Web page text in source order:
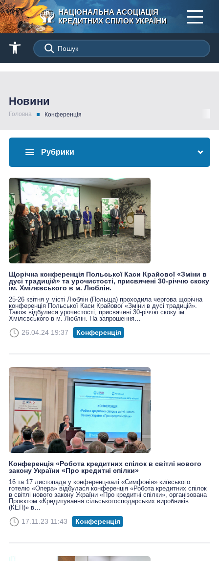
НАЦІОНАЛЬНА АСОЦІАЦІЯ
КРЕДИТНИХ СПІЛОК УКРАЇНИ
Новини
Головна Конференція
Щорічна конференція Польської Каси Крайової «Зміни в
дусі традицій» та урочистості, присвячені 30-річчю скоку
ім. Хмілєвського в м. Люблін.
25-26 квітня у місті Люблін (Польща) проходила чергова щорічна
конференція Польської Каси Крайової «Зміни в дусі традицій».
Також відбулися урочистості, присвячені 30-річчю скоку ім.
Хмілєвського в м. Люблін. На запрошення…
26.04.24 19:37 Конференція
Конференція «Робота кредитних спілок в світлі нового
закону України «Про кредитні спілки»
16 та 17 листопада у конференц-залі «Симфонія» київського
готелю «Опера» відбулася конференція «Робота кредитних спілок
в світлі нового закону України «Про кредитні спілки», організована
Проєктом «Кредитування сільськогосподарських виробників
(КЕП)» в…
17.11.23 11:43 Конференція
Рубрики